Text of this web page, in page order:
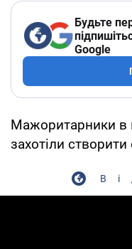
Будьте
Google
Мажоритарники в
захотіли